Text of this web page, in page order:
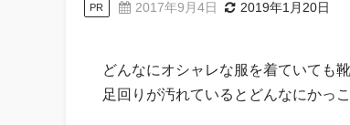
PR 2017年9月4日 2019年1月20日
どんなにオシャレな服を着ていても
足回りが汚れているとどんなにかっ